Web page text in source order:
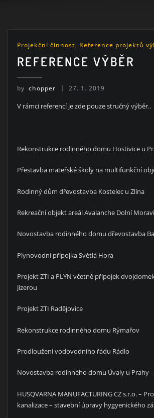
Projekční činnost, Reference projektů
REFERENCE VÝBĚR
by chopper 27. 1. 2019
V rámci referencí je zde pouze stručný výběr..
Rekonstrukce rodinného domu Hostivice u
Přestavba mateřské školy na multifunkční
Rodinný dům dřevostavba Kostelec u Zlína
Rekreační objekt areál Avalanche Dolní
Novostavba rodinného domu dřevostavba
Plynovodní přípojka Světlá Hora
Projekt ZTI a PLYN včetně přípojek
Jizerou
Projekt ZTI Radějovice
Rekonstrukce rodinného domu Rýmařov
Prodloužení vodovodního řádu Rádlo
Novostavba rodinného domu Úvaly u Prahy
HUSQVARNA MANUFACTURING CZ s.r.o. –
kanalizace – stavební úpravy hygyenického